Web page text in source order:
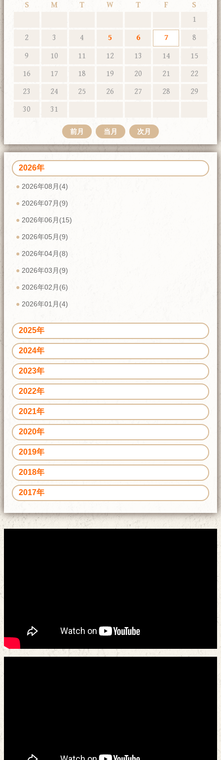
S M T W T F
S
1
2
3 4 5 6 7
8
9
10 11 12 13 14
15
16
17 18 19 20 21
22
23
24 25 26 27 28
29
30
31
前月 当月 次月
2026年
2026年08月(4)
2026年07月(9)
2026年06月(15)
2026年05月(9)
2026年04月(8)
2026年03月(9)
2026年02月(6)
2026年01月(4)
2025年
2024年
2023年
2022年
2021年
2020年
2019年
2018年
2017年